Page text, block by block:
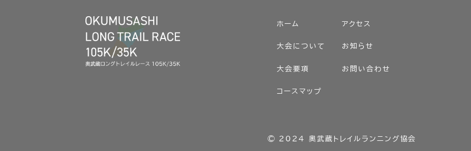
ホーム
大会について
大会要項
コースマップ
アクセス
お知らせ
お問い合わせ
© 2024奧武蔵トレイルランニング協会